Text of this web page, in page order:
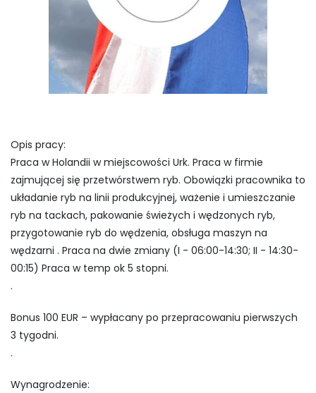
Opis pracy:
Praca w Holandii w miejscowości Urk. Praca w firmie
zajmującej się przetwórstwem ryb. Obowiązki pracownika to
układanie ryb na linii produkcyjnej, ważenie i umieszczanie
ryb na tackach, pakowanie świeżych i wędzonych ryb,
przygotowanie ryb do wędzenia, obsługa maszyn na
wędzarni . Praca na dwie zmiany (I - 06:00-14:30; II - 14:30-
00:15) Praca w temp ok 5 stopni.
.
Bonus 100 EUR – wypłacany po przepracowaniu pierwszych
3 tygodni.
.
Wynagrodzenie: